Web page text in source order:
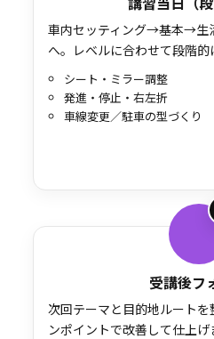
車内セッティング→基本→
へ。レベルに合わせて段階的
シート・ミラー調整
発進・停止・右左折
車線変更／駐車の型づくり
受講後フ
次回テーマと目的地ルート
ンポイントで改善して仕上げ